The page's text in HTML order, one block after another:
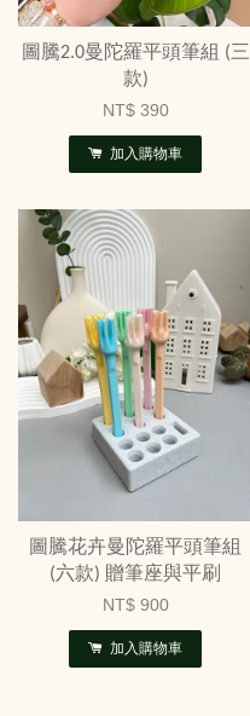
圖騰2.0曼陀羅平頭筆組 (三
款)
NT$ 390
加入購物車
圖騰花卉曼陀羅平頭筆組
(六款) 贈筆座與平刷
NT$ 900
加入購物車